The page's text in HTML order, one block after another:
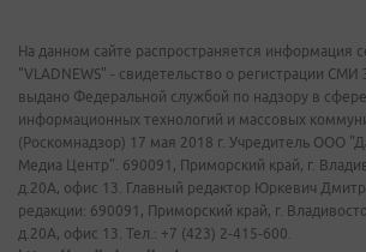
На данном сайте распространяется информация
"VLADNEWS" - свидетельство о регистрации
выдано Федеральной службой по надзору в
информационных технологий и массовых
(Роскомнадзор) 17 мая 2018 г. Учредитель ООО
Медиа Центр". 690091, Приморский край, г.
д.20А, офис 13. Главный редактор Юркевич
редакции: 690091, Приморский край, г.
д.20А, офис 13. Тел.: +7 (423) 2-415-600.